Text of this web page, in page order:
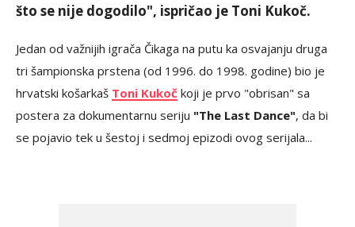
što se nije dogodilo", ispričao je Toni Kukoč.
Jedan od važnijih igrača Čikaga na putu ka osvajanju druga
tri šampionska prstena (od 1996. do 1998. godine) bio je
hrvatski košarkaš Toni Kukoč koji je prvo "obrisan" sa
postera za dokumentarnu seriju "The Last Dance", da bi
se pojavio tek u šestoj i sedmoj epizodi ovog serijala...